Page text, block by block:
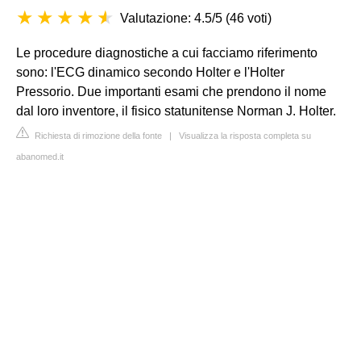
Valutazione: 4.5/5 (46 voti)
Le procedure diagnostiche a cui facciamo riferimento
sono: l'ECG dinamico secondo Holter e l'Holter
Pressorio. Due importanti esami che prendono il nome
dal loro inventore, il fisico statunitense Norman J. Holter.
Richiesta di rimozione della fonte | Visualizza la risposta completa su
abanomed.it